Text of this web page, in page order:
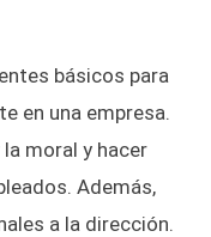
básicos para
en una empresa.
moral y hacer
Además,
a la dirección.